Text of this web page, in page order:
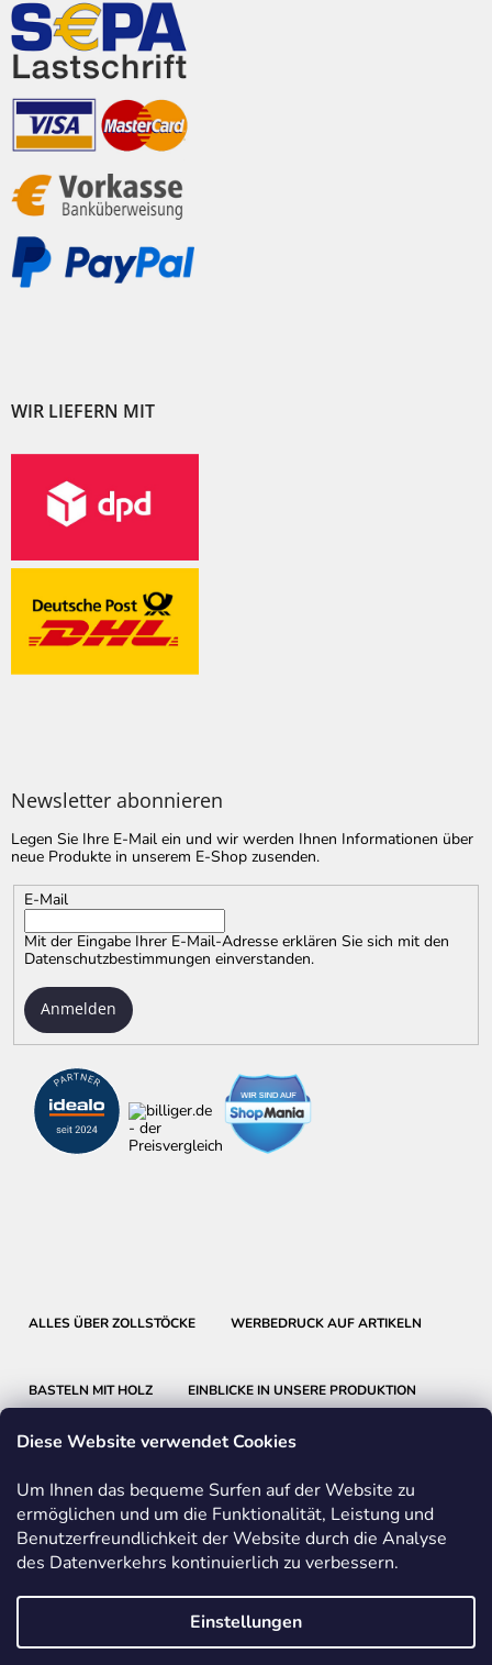
Diese Website verwendet Cookies
Um Ihnen das bequeme Surfen auf der Website zu
ermöglichen und um die Funktionalität, Leistung und
Benutzerfreundlichkeit der Website durch die Analyse
des Datenverkehrs kontinuierlich zu verbessern.
Einstellungen
WIR LIEFERN MIT
Newsletter abonnieren
Legen Sie Ihre E-Mail ein und wir werden Ihnen Informationen über
neue Produkte in unserem E-Shop zusenden.
E-Mail
Mit der Eingabe Ihrer E-Mail-Adresse erklären Sie sich mit den
Datenschutzbestimmungen einverstanden.
Anmelden
ALLES ÜBER ZOLLSTÖCKE WERBEDRUCK AUF ARTIKELN
BASTELN MIT HOLZ EINBLICKE IN UNSERE PRODUKTION
METRIE BMI
FABER-CASTELL
FRIEDRICH RICHTER MESSWERKZEUGE
Vom Vertrag zurücktreten